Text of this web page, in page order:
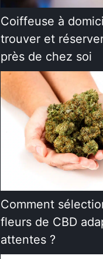
Coiffeuse à
trouver et
près de chez soi
Comment
fleurs de CBD
attentes ?